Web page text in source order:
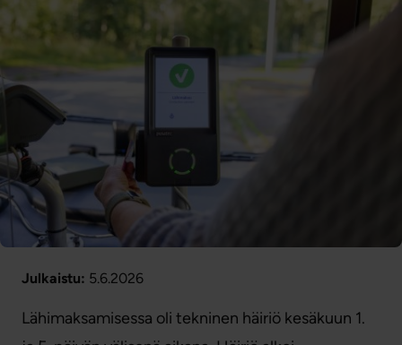
Julkaistu: 5.6.2026
Lähimaksamisessa oli tekninen häiriö kesäkuun 1.